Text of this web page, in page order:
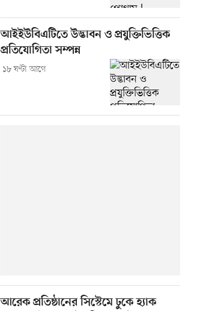
আইইউবিএটিতে উদ্ভাবন ও প্রযুক্তিভিত্তিক
প্রতিযোগিতা সম্পন্ন
১৮ ঘণ্টা আগে
আরেক প্রতিষ্ঠানের সিস্টেমে ঢুকে হ্যাক